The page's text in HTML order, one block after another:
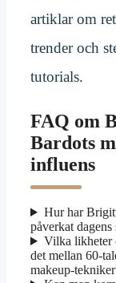
artiklar om
trender och
tutorials.
FAQ om
Bardots
influens
Hur har
påverkat dagens
Vilka likheter
det mellan 60-
makeup-